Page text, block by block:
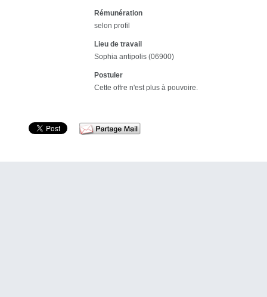
Rémunération
selon profil
Lieu de travail
Sophia antipolis (06900)
Postuler
Cette offre n'est plus à pouvoire.